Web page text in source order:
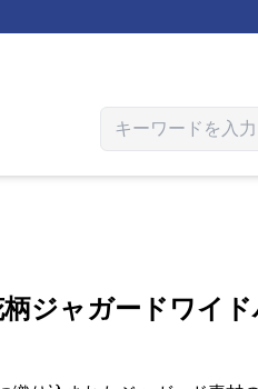
ジャガードワイ